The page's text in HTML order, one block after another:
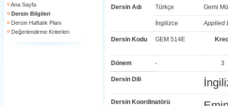
Ana Sayfa
Dersin Bilgileri
Dersin Haftalık Planı
Değerlendirme Kriterleri
Dersin Adı Türkçe Gemi
İngilizce Applied
Dersin Kodu GEM 514E
Dönem - 3
Dersin Dili
Dersin Koordinatörü